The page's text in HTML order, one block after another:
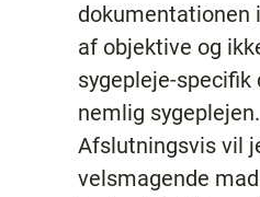
dokumentationen
af objektive og
sygepleje-
nemlig sygeplejen.
Afslutningsvis vil
velsmagende